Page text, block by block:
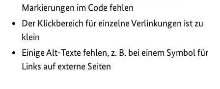
Markierungen im Code fehlen
Der Klickbereich für einzelne Verlinkungen ist zu
klein
Einige Alt-Texte fehlen, z. B. bei einem Symbol für
Links auf externe Seiten